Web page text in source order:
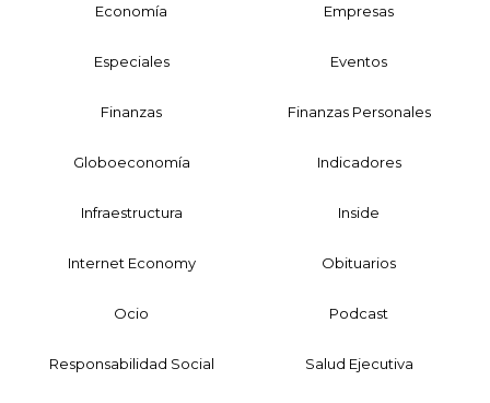
Economía Empresas
Especiales Eventos
Finanzas Finanzas Personales
Globoeconomía Indicadores
Infraestructura Inside
Internet Economy Obituarios
Ocio Podcast
Responsabilidad Social Salud Ejecutiva